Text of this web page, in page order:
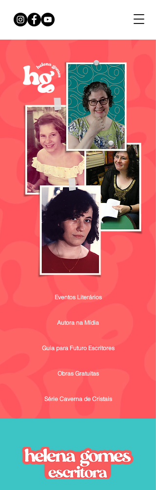
Eventos Literários
Autora na Mídia
Guia para Futuro Escritores
Obras Gratuitas
Série Caverna de Cristais